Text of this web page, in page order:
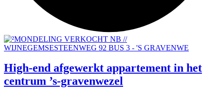
High-end afgewerkt appartement in het
centrum ’s-gravenwezel